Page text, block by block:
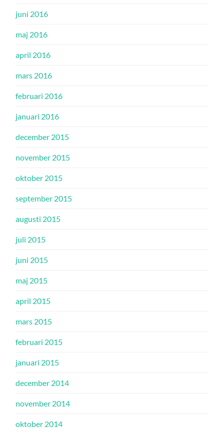
juni 2016
maj 2016
april 2016
mars 2016
februari 2016
januari 2016
december 2015
november 2015
oktober 2015
september 2015
augusti 2015
juli 2015
juni 2015
maj 2015
april 2015
mars 2015
februari 2015
januari 2015
december 2014
november 2014
oktober 2014